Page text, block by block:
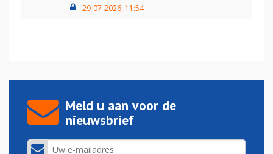
29-07-2026, 11:54
Meld u aan voor de
nieuwsbrief